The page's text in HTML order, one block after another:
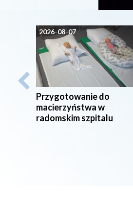
2026-08-07
Przygotowanie do
macierzyństwa w
radomskim szpitalu